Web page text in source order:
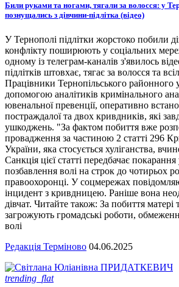
Били руками та ногами, тягали за волосся: у
познущались з дівчини-підлітка (відео)
У Тернополі підлітки жорстоко побили
конфлікту поширюють у соціальних
одному із телеграм-каналів з'явилось
підлітків штовхає, тягає за волосся та
Працівники Тернопільського районного
допомогою аналітиків кримінального
ювенальної превенції, оперативно
постраждалої та двох кривдників, які
ушкоджень. "За фактом побиття вже
провадження за частиною 2 статті 296
України, яка стосується хуліганства,
Санкція цієї статті передбачає покарання
позбавлення волі на строк до чотирьох
правоохоронці. У соцмережах
інцидент з кривдницею. Раніше вона
дівчат. Читайте також: За побиття
загрожують громадські роботи,
волі
Редакція Терміново 04.06.2025
trending_flat